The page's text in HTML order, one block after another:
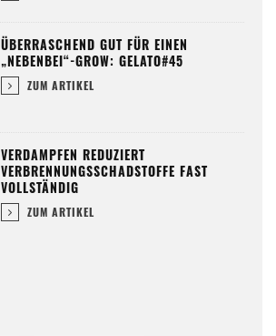
ÜBERRASCHEND GUT FÜR EINEN
„NEBENBEI“-GROW: GELATO#45
ZUM ARTIKEL
VERDAMPFEN REDUZIERT
VERBRENNUNGSSCHADSTOFFE FAST
VOLLSTÄNDIG
ZUM ARTIKEL